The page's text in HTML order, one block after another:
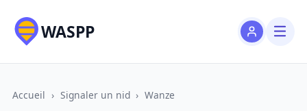
WASPP
Accueil › Signaler un nid › Wanze